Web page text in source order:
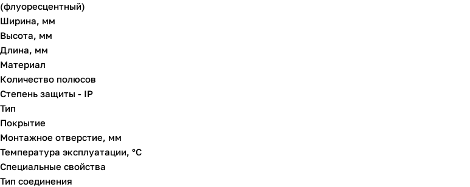
(флуоресцентный)
Ширина, мм
Высота, мм
Длина, мм
Материал
Количество полюсов
Степень защиты - IP
Тип
Покрытие
Монтажное отверстие, мм
Температура эксплуатации, °C
Специальные свойства
Тип соединения